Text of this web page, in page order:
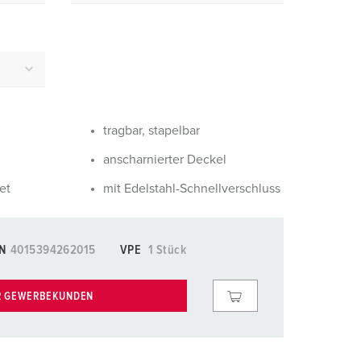
tragbar, stapelbar
anscharnierter Deckel
mit Edelstahl-Schnellverschluss
4015394262015 VPE 1 Stück
GEWERBEKUNDEN